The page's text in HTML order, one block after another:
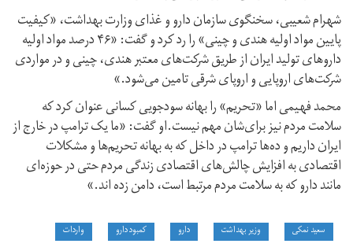
شهرام شعیبی، سخنگوی سازمان دارو و غذای وزارت بهداشت، «کیفیت
پایین مواد اولیه هندی و چینی» را رد کرد و گفت: «۴۶ درصد مواد اولیه
داروهای تولید ایران از طریق شرکت‌های معتبر هندی، چینی و در مواردی
شرکت‌های اروپایی و اروپای شرقی تامین می‌شود.»
محمد فهیمی اما «تحریم‌» را بهانه سودجویی کسانی عنوان کرد که
سلامت مردم نیز برای‌شان مهم نیست.او گفت: «ما یک ترامپ در خارج از
ایران داریم و ده‌ها ترامپ در داخل که به بهانه تحریم‌ها و مشکلات
اقتصادی به افزایش چالش‌های اقتصادی زندگی مردم حتی در حوزه‌ای
مانند دارو که به سلامت مردم مرتبط است، دامن زده‌ اند.»
سعید نمکی وزیر بهداشت دارو کمبود دارو واردات